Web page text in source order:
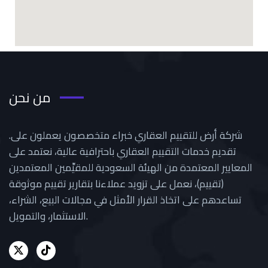
من نحن
.شركة أرض للتقييم العقاري خبراء متخصصون يعملون على
تقديم خدمات التقييم العقاري باحترافية عالية، نعتمد على
المعايير المعتمدة من الهيئة السعودية للمقيِّمين المعتمدين
(تقييم)، نعمل على تزويد عملاءنا بتقارير تقييم موثوقة
تساعدهم على اتخاذ القرار الأمثل في مجالات البيع، الشراء،
الاستثمار، والتمويل.